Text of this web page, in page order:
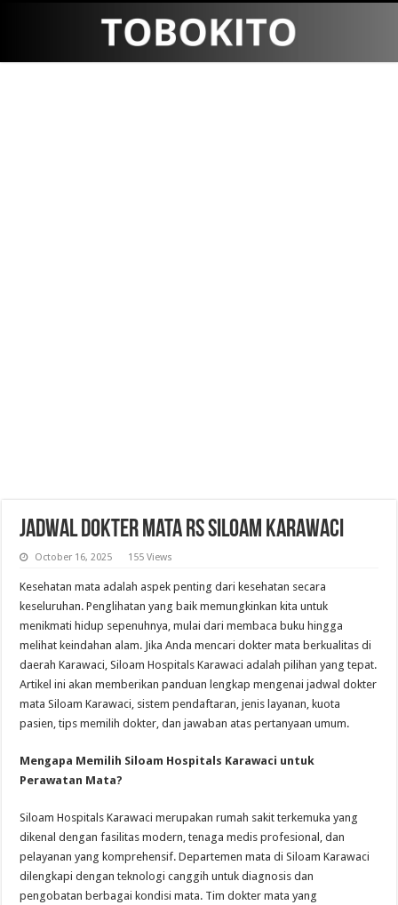
Jadwal Dokter Mata RS Siloam Karawaci
October 16, 2025 155 Views
Kesehatan mata adalah aspek penting dari kesehatan secara
keseluruhan. Penglihatan yang baik memungkinkan kita untuk
menikmati hidup sepenuhnya, mulai dari membaca buku hingga
melihat keindahan alam. Jika Anda mencari dokter mata berkualitas di
daerah Karawaci, Siloam Hospitals Karawaci adalah pilihan yang tepat.
Artikel ini akan memberikan panduan lengkap mengenai jadwal dokter
mata Siloam Karawaci, sistem pendaftaran, jenis layanan, kuota
pasien, tips memilih dokter, dan jawaban atas pertanyaan umum.
Mengapa Memilih Siloam Hospitals Karawaci untuk
Perawatan Mata?
Siloam Hospitals Karawaci merupakan rumah sakit terkemuka yang
dikenal dengan fasilitas modern, tenaga medis profesional, dan
pelayanan yang komprehensif. Departemen mata di Siloam Karawaci
dilengkapi dengan teknologi canggih untuk diagnosis dan
pengobatan berbagai kondisi mata. Tim dokter mata yang